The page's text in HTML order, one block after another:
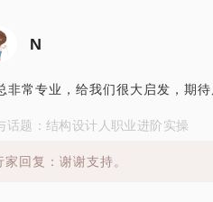
N
非常专业，给我们很大启发，期
话题：结构设计人职业进阶实操
家回复：谢谢支持。